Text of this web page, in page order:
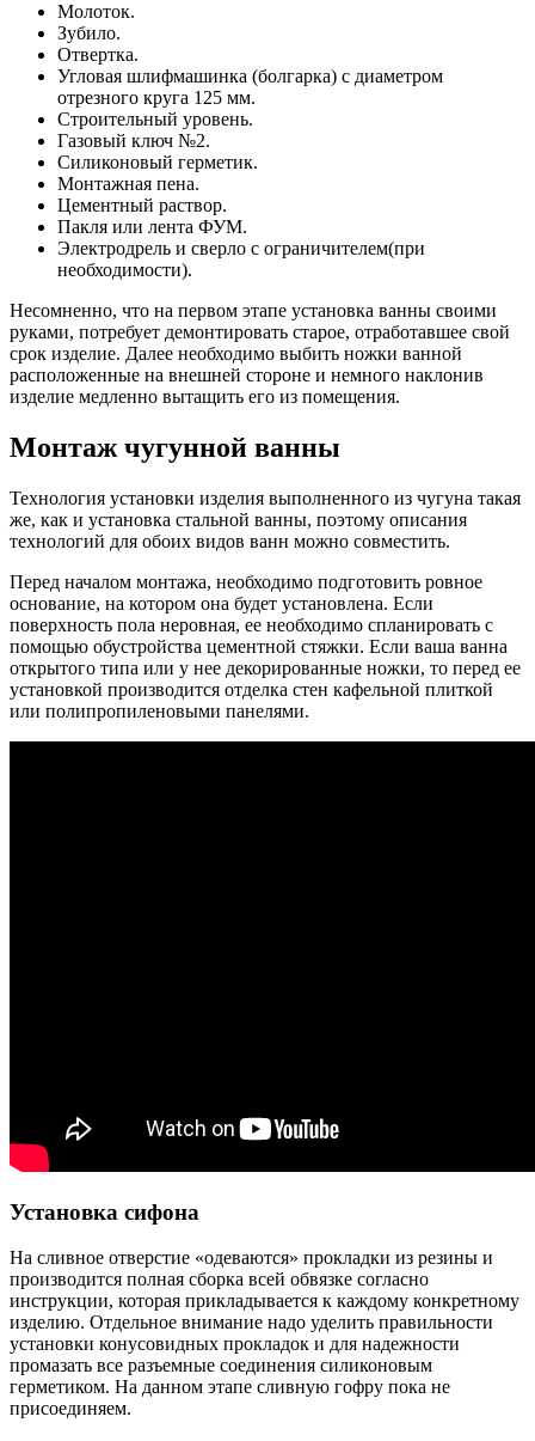
Молоток.
Зубило.
Отвертка.
Угловая шлифмашинка (болгарка) с диаметром
отрезного круга 125 мм.
Строительный уровень.
Газовый ключ №2.
Силиконовый герметик.
Монтажная пена.
Цементный раствор.
Пакля или лента ФУМ.
Электродрель и сверло с ограничителем(при
необходимости).
Несомненно, что на первом этапе установка ванны своими
руками, потребует демонтировать старое, отработавшее свой
срок изделие. Далее необходимо выбить ножки ванной
расположенные на внешней стороне и немного наклонив
изделие медленно вытащить его из помещения.
Монтаж чугунной ванны
Технология установки изделия выполненного из чугуна такая
же, как и установка стальной ванны, поэтому описания
технологий для обоих видов ванн можно совместить.
Перед началом монтажа, необходимо подготовить ровное
основание, на котором она будет установлена. Если
поверхность пола неровная, ее необходимо спланировать с
помощью обустройства цементной стяжки. Если ваша ванна
открытого типа или у нее декорированные ножки, то перед ее
установкой производится отделка стен кафельной плиткой
или полипропиленовыми панелями.
Установка сифона
На сливное отверстие «одеваются» прокладки из резины и
производится полная сборка всей обвязке согласно
инструкции, которая прикладывается к каждому конкретному
изделию. Отдельное внимание надо уделить правильности
установки конусовидных прокладок и для надежности
промазать все разъемные соединения силиконовым
герметиком. На данном этапе сливную гофру пока не
присоединяем.